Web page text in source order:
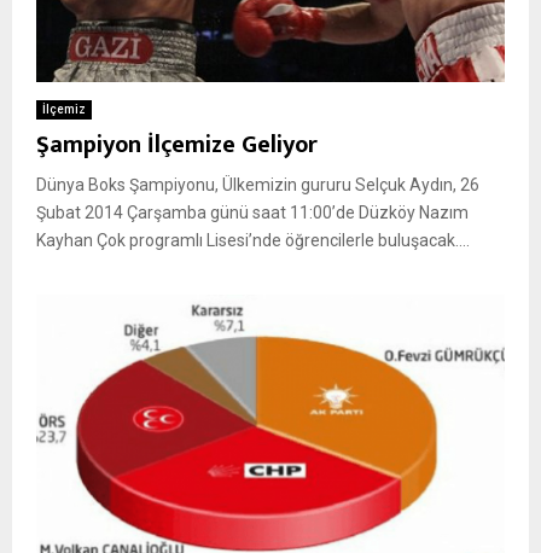
İlçemiz
Şampiyon İlçemize Geliyor
Dünya Boks Şampiyonu, Ülkemizin gururu Selçuk Aydın, 26
Şubat 2014 Çarşamba günü saat 11:00’de Düzköy Nazım
Kayhan Çok programlı Lisesi’nde öğrencilerle buluşacak....